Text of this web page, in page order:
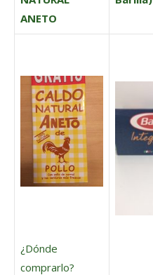
ANETO
¿Dónde
comprarlo?